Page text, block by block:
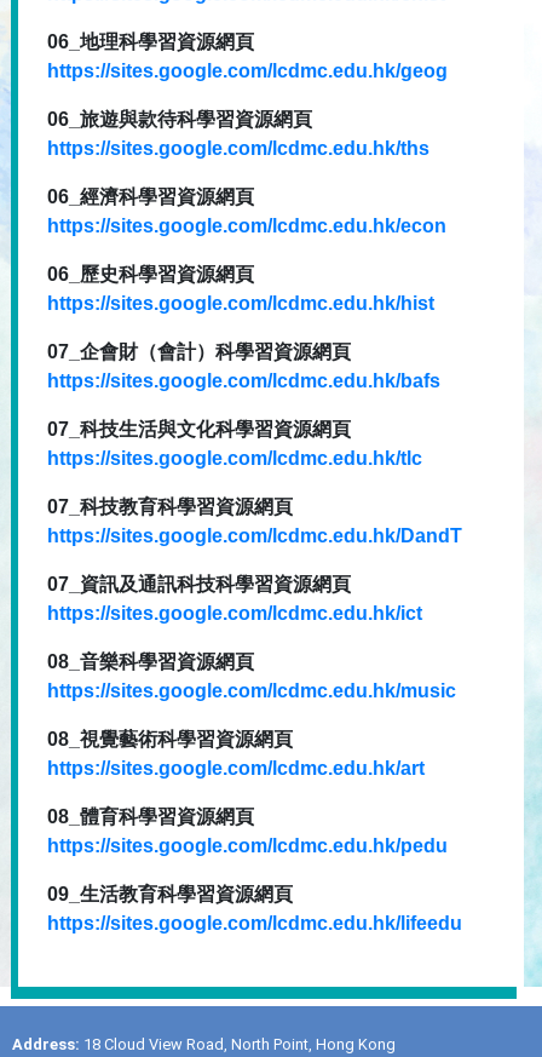
06_地理科學習資源網頁
https://sites.google.com/lcdmc.edu.hk/geog
06_旅遊與款待科學習資源網頁
https://sites.google.com/lcdmc.edu.hk/ths
06_經濟科學習資源網頁
https://sites.google.com/lcdmc.edu.hk/econ
06_歷史科學習資源網頁
https://sites.google.com/lcdmc.edu.hk/hist
07_企會財（會計）科學習資源網頁
https://sites.google.com/lcdmc.edu.hk/bafs
07_科技生活與文化科學習資源網頁
https://sites.google.com/lcdmc.edu.hk/tlc
07_科技教育科學習資源網頁
https://sites.google.com/lcdmc.edu.hk/DandT
07_資訊及通訊科技科學習資源網頁
https://sites.google.com/lcdmc.edu.hk/ict
08_音樂科學習資源網頁
https://sites.google.com/lcdmc.edu.hk/music
08_視覺藝術科學習資源網頁
https://sites.google.com/lcdmc.edu.hk/art
08_體育科學習資源網頁
https://sites.google.com/lcdmc.edu.hk/pedu
09_生活教育科學習資源網頁
https://sites.google.com/lcdmc.edu.hk/lifeedu
Address: 18 Cloud View Road, North Point, Hong Kong